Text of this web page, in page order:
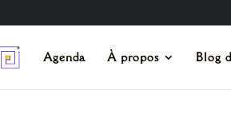
Agenda À propos Blog